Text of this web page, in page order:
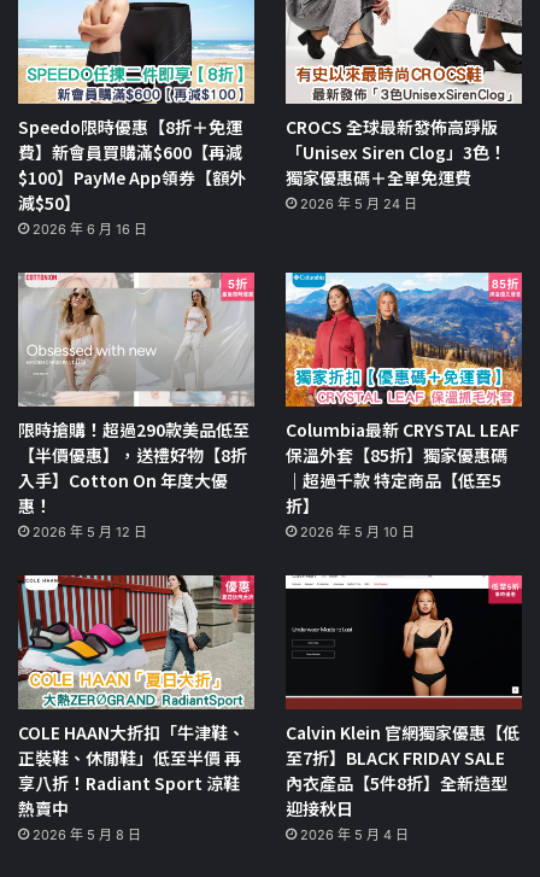
Speedo限時優惠【8折＋免運
費】新會員買購滿$600【再減
$100】PayMe App領券【額外
減$50】
2026 年 6 月 16 日
CROCS 全球最新發佈高踭版
「Unisex Siren Clog」3色！
獨家優惠碼＋全單免運費
2026 年 5 月 24 日
限時搶購！超過290款美品低至
【半價優惠】，送禮好物【8折
入手】Cotton On 年度大優
惠！
2026 年 5 月 12 日
Columbia最新 CRYSTAL LEAF
保溫外套【85折】獨家優惠碼
｜超過千款 特定商品【低至5
折】
2026 年 5 月 10 日
COLE HAAN大折扣「牛津鞋、
正裝鞋、休閒鞋」低至半價 再
享八折！Radiant Sport 涼鞋
熱賣中
2026 年 5 月 8 日
Calvin Klein 官網獨家優惠【低
至7折】BLACK FRIDAY SALE
內衣產品【5件8折】全新造型
迎接秋日
2026 年 5 月 4 日